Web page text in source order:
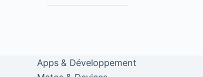
Apps & Développement